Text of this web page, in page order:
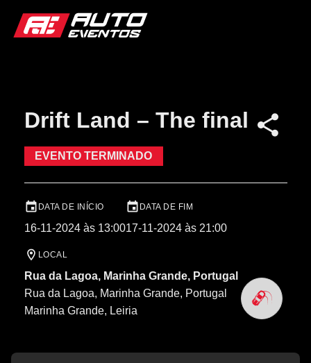
Drift Land – The final
EVENTO TERMINADO
DATA DE INÍCIO
16-11-2024 às 13:00
DATA DE FIM
17-11-2024 às 21:00
LOCAL
Rua da Lagoa, Marinha Grande, Portugal
Rua da Lagoa, Marinha Grande, Portugal
Marinha Grande, Leiria